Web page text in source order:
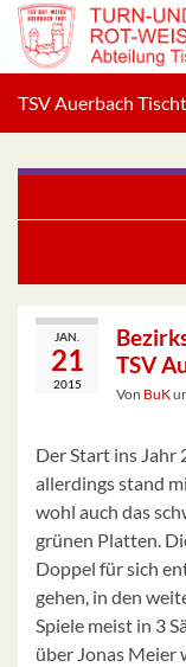
TSV Auerbach
JAN.
21
2015
TSV
Von BuK
Der Start ins Jahr
allerdings stand
wohl auch das
grünen Platten.
Doppel für sich
gehen, in den
Spiele meist in 3
über Jonas Meier